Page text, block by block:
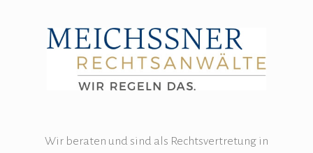
Wir beraten und sind als Rechtsvertretung in